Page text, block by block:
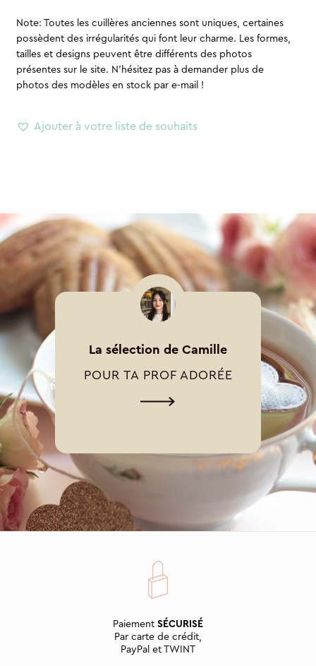
Note: Toutes les cuillères anciennes sont uniques, certaines
possèdent des irrégularités qui font leur charme. Les formes,
tailles et designs peuvent être différents des photos
présentes sur le site. N’hésitez pas à demander plus de
photos des modèles en stock par e-mail !
Ajouter à votre liste de souhaits
La sélection de Camille
POUR TA PROF ADORÉE
Paiement SÉCURISÉ
Par carte de crédit,
PayPal et TWINT